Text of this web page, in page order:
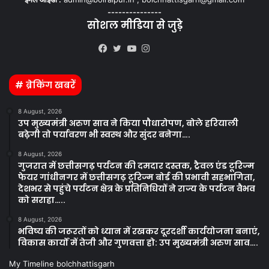
---------------
सोशल मीडिया से जुड़े
# ब्रेकिंग खबरें
8 August, 2026
उप मुख्यमंत्री अरुण साव ने किया पौधारोपण, बोले हरियाली
बढ़ेगी तो पर्यावरण भी स्वस्थ और सुंदर बनेगा….
8 August, 2026
गुजरात में छत्तीसगढ़ पर्यटन की दमदार दस्तक, ट्रैवल एंड टूरिज्म
फेयर गांधीनगर में छत्तीसगढ़ टूरिज्म बोर्ड की प्रभावी सहभागिता,
देशभर से पहुंचे पर्यटन क्षेत्र के प्रतिनिधियों ने राज्य के पर्यटन वैभव
को सराहा…..
8 August, 2026
भविष्य की जरूरतों को ध्यान में रखकर दूरदर्शी कार्ययोजना बनाएं,
विकास कार्यों में तेजी और गुणवत्ता हो: उप मुख्यमंत्री अरुण साव….
My Timeline bolchhattisgarh